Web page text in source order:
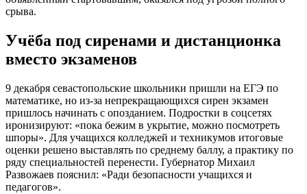
срыва.
Учёба под сиренами и дистанционка
вместо экзаменов
9 декабря севастопольские школьники пришли на ЕГЭ по
математике, но из-за непрекращающихся сирен экзамен
пришлось начинать с опозданием. Подростки в соцсетях
иронизируют: «пока бежим в укрытие, можно посмотреть
шпоры». Для учащихся колледжей и техникумов итоговые
оценки решено выставлять по среднему баллу, а практику по
ряду специальностей перенести. Губернатор Михаил
Развожаев пояснил: «Ради безопасности учащихся и
педагогов».